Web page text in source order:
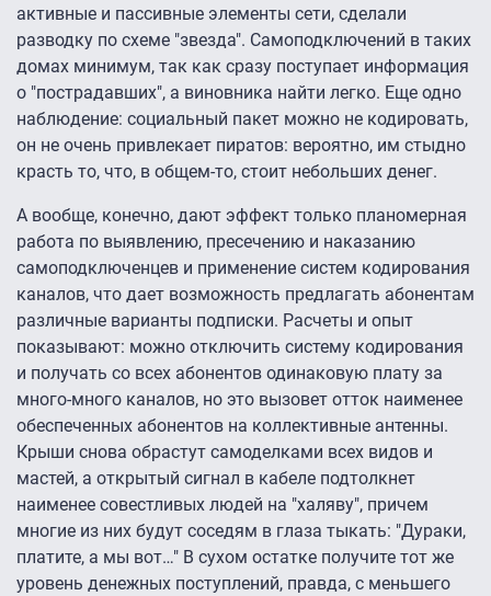
активные и пассивные элементы сети, сделали
разводку по схеме "звезда". Самоподключений в таких
домах минимум, так как сразу поступает информация
о "пострадавших", а виновника найти легко. Еще одно
наблюдение: социальный пакет можно не кодировать,
он не очень привлекает пиратов: вероятно, им стыдно
красть то, что, в общем-то, стоит небольших денег.
А вообще, конечно, дают эффект только планомерная
работа по выявлению, пресечению и наказанию
самоподключенцев и применение систем кодирования
каналов, что дает возможность предлагать абонентам
различные варианты подписки. Расчеты и опыт
показывают: можно отключить систему кодирования
и получать со всех абонентов одинаковую плату за
много-много каналов, но это вызовет отток наименее
обеспеченных абонентов на коллективные антенны.
Крыши снова обрастут самоделками всех видов и
мастей, а открытый сигнал в кабеле подтолкнет
наименее совестливых людей на "халяву", причем
многие из них будут соседям в глаза тыкать: "Дураки,
платите, а мы вот…" В сухом остатке получите тот же
уровень денежных поступлений, правда, с меньшего